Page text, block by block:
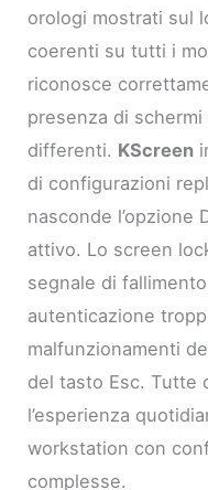
orologi mostrati sul
coerenti su tutti i
riconosce
presenza di
differenti. KScreen
di configurazioni
nasconde l’opzione
attivo. Lo screen
segnale di
autenticazione
malfunzionamenti
del tasto Esc. Tutte
l’esperienza
workstation con
complesse.